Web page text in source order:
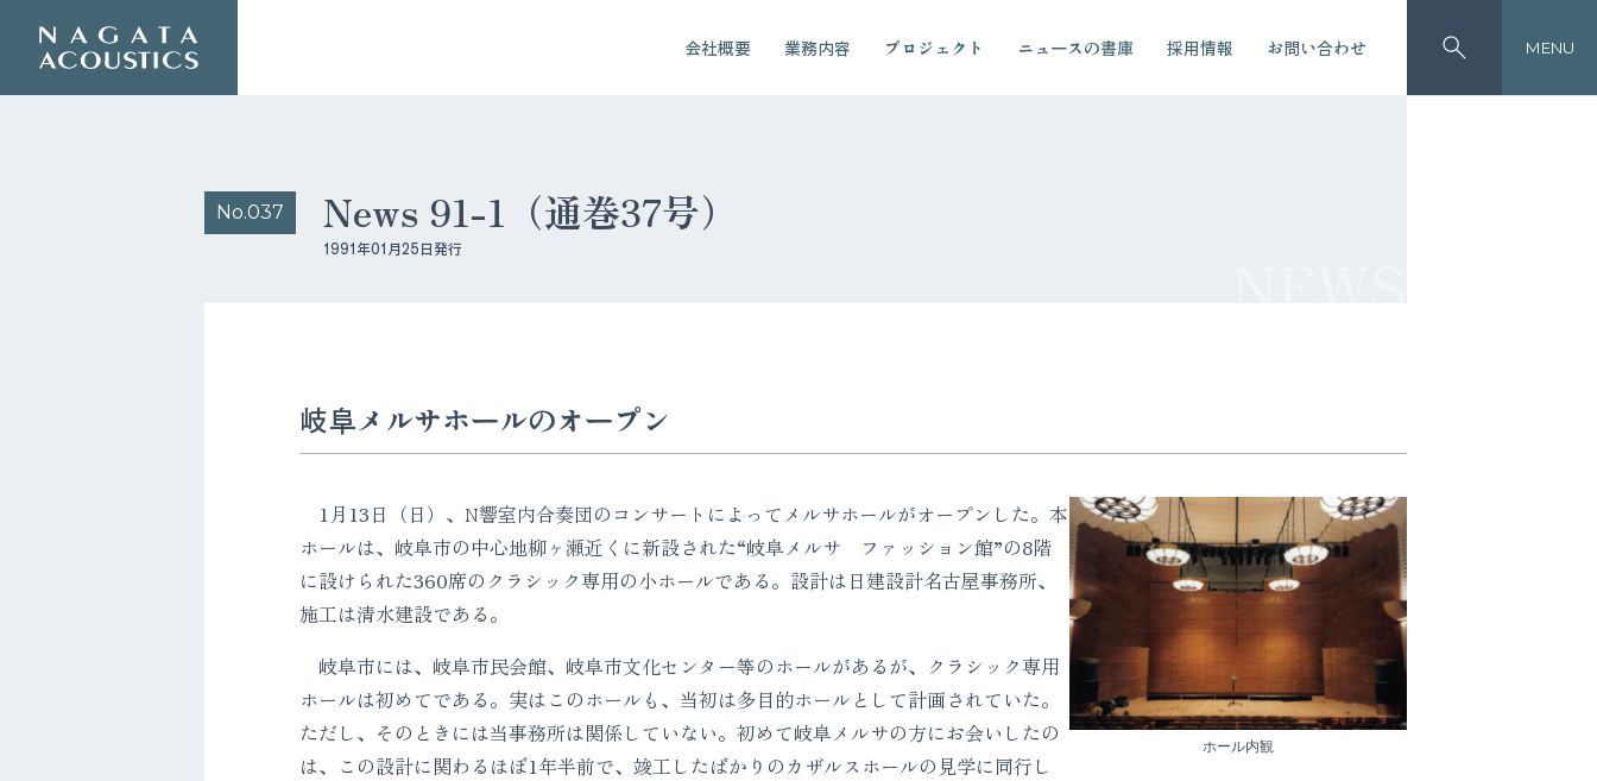
会社概要 業務内容 プロジェクト ニュースの書庫 採用情報 お問い合わせ MENU
No.037 News 91-1（通巻37号）
1991年01月25日発行
岐阜メルサホールのオープン
1月13日（日）、N響室内合奏団のコンサートによってメルサホールがオープンした。本
ホールは、岐阜市の中心地柳ヶ瀬近くに新設された“岐阜メルサ ファッション館”の8階
に設けられた360席のクラシック専用の小ホールである。設計は日建設計名古屋事務所、
施工は清水建設である。
岐阜市には、岐阜市民会館、岐阜市文化センター等のホールがあるが、クラシック専用
ホールは初めてである。実はこのホールも、当初は多目的ホールとして計画されていた。
ただし、そのときには当事務所は関係していない。初めて岐阜メルサの方にお会いしたの
は、この設計に関わるほぼ1年半前で、竣工したばかりのカザルスホールの見学に同行し
ホール内観